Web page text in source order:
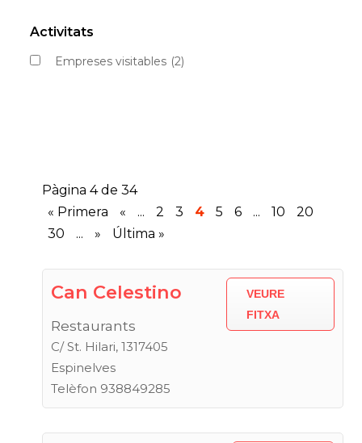
Activitats
Empreses visitables (2)
Pàgina 4 de 34
« Primera
« ... 2 3 4 5 6 ... 10
20
30
... » Última »
Can Celestino
Restaurants
C/ St. Hilari, 1317405
Espinelves
Telèfon 938849285
VEURE
FITXA